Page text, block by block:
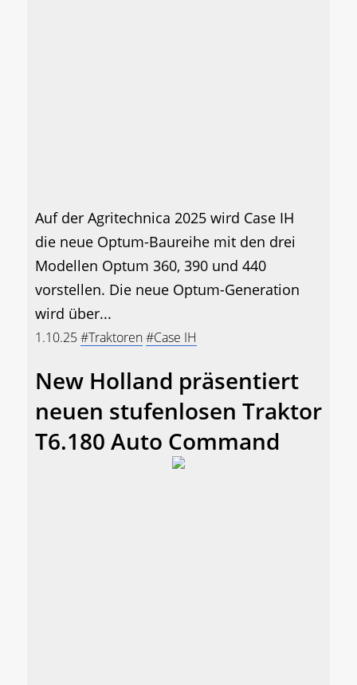
Auf der Agritechnica 2025 wird Case IH
die neue Optum-Baureihe mit den drei
Modellen Optum 360, 390 und 440
vorstellen. Die neue Optum-Generation
wird über...
1.10.25#Traktoren#Case IH
New Holland präsentiert
neuen stufenlosen Traktor
T6.180 Auto Command